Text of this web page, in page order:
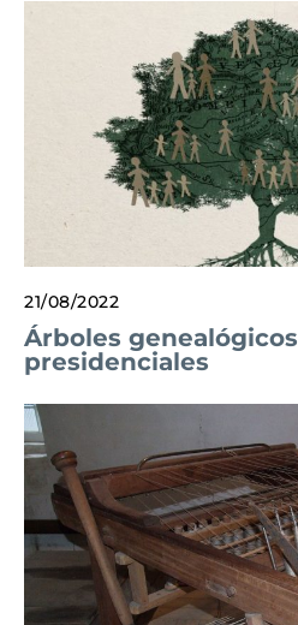
21/08/2022
Árboles genealógicos
presidenciales